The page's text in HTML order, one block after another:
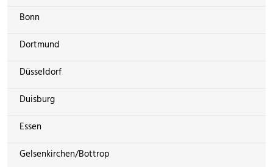
Bonn
Dortmund
Düsseldorf
Duisburg
Essen
Gelsenkirchen/Bottrop